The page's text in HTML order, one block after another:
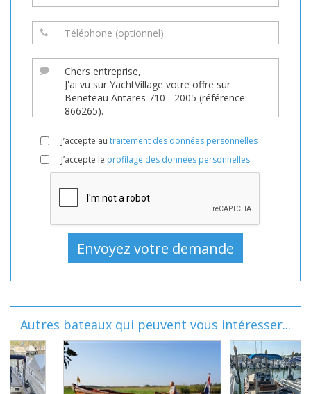
J’accepte au traitement des données personnelles
J’accepte le profilage des données personnelles
Autres bateaux qui peuvent vous intéresser...